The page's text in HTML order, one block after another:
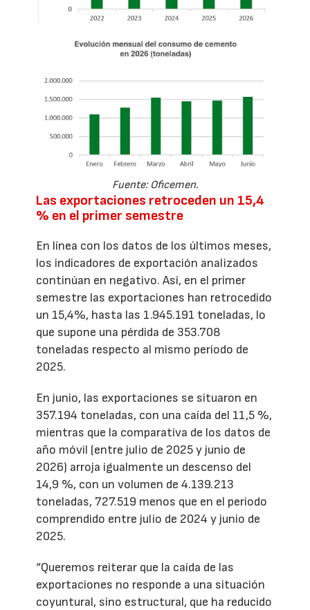
Fuente: Oficemen.
Las exportaciones retroceden un 15,4
% en el primer semestre
En línea con los datos de los últimos meses,
los indicadores de exportación analizados
continúan en negativo. Así, en el primer
semestre las exportaciones han retrocedido
un 15,4%, hasta las 1.945.191 toneladas, lo
que supone una pérdida de 353.708
toneladas respecto al mismo período de
2025.
En junio, las exportaciones se situaron en
357.194 toneladas, con una caída del 11,5 %,
mientras que la comparativa de los datos de
año móvil (entre julio de 2025 y junio de
2026) arroja igualmente un descenso del
14,9 %, con un volumen de 4.139.213
toneladas, 727.519 menos que en el periodo
comprendido entre julio de 2024 y junio de
2025.
“Queremos reiterar que la caída de las
exportaciones no responde a una situación
coyuntural, sino estructural, que ha reducido